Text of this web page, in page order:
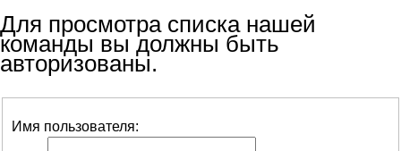
Для просмотра списка нашей
команды вы должны быть
авторизованы.
Имя пользователя: